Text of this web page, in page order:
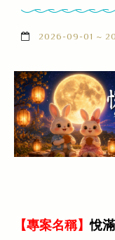
2026-09-01 ~
【專案名稱】悅